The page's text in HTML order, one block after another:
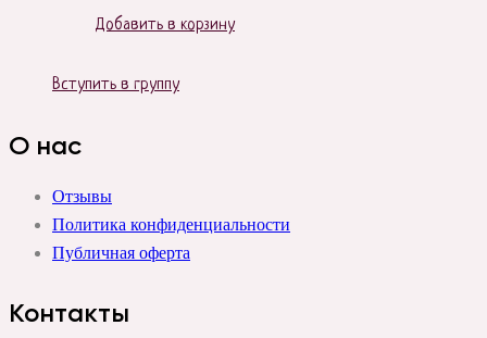
Добавить в корзину
Вступить в группу
О нас
Отзывы
Политика конфиденциальности
Публичная оферта
Контакты